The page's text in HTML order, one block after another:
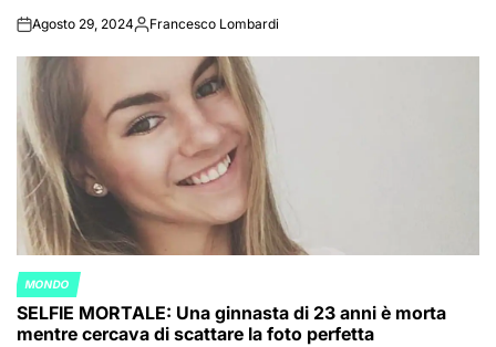
onAgosto 29, 2024Posted
Francesco Lombardi
POSTED
IN
MONDO
SELFIE MORTALE: Una ginnasta di 23 anni è morta
mentre cercava di scattare la foto perfetta